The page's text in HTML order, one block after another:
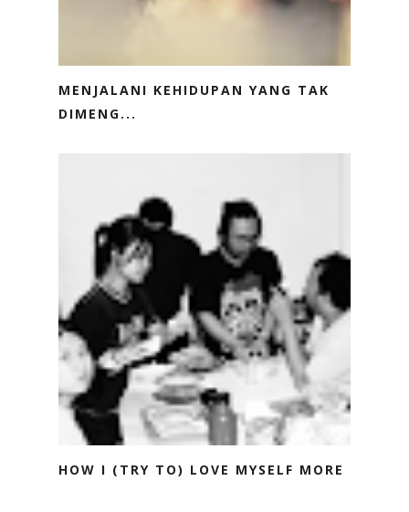
MENJALANI KEHIDUPAN YANG TAK
DIMENG...
HOW I (TRY TO) LOVE MYSELF MORE